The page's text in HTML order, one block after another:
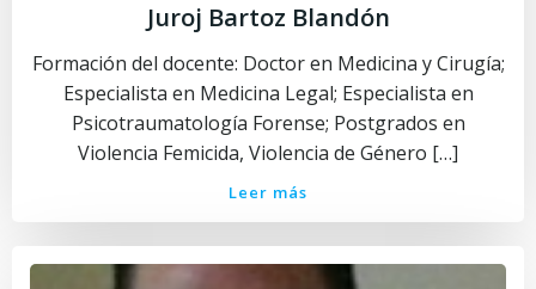
Juroj Bartoz Blandón
Formación del docente: Doctor en Medicina y Cirugía;
Especialista en Medicina Legal; Especialista en
Psicotraumatología Forense; Postgrados en
Violencia Femicida, Violencia de Género […]
Leer más